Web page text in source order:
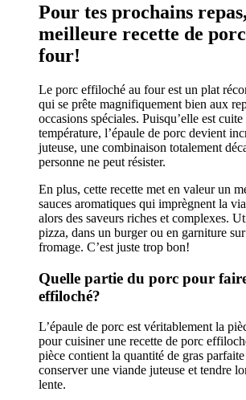
Pour tes prochains
meilleure recette de
four!
Le porc effiloché au four est un plat
qui se prête magnifiquement bien aux
occasions spéciales. Puisqu’elle est
température, l’épaule de porc devient
juteuse, une combinaison totalement
personne ne peut résister.
En plus, cette recette met en valeur un
sauces aromatiques qui imprègnent la
alors des saveurs riches et complexes.
pizza, dans un burger ou en garniture
fromage. C’est juste trop bon!
Quelle partie du porc pour
effiloché?
L’épaule de porc est véritablement la
pour cuisiner une recette de porc
pièce contient la quantité de gras
conserver une viande juteuse et tendre
lente.